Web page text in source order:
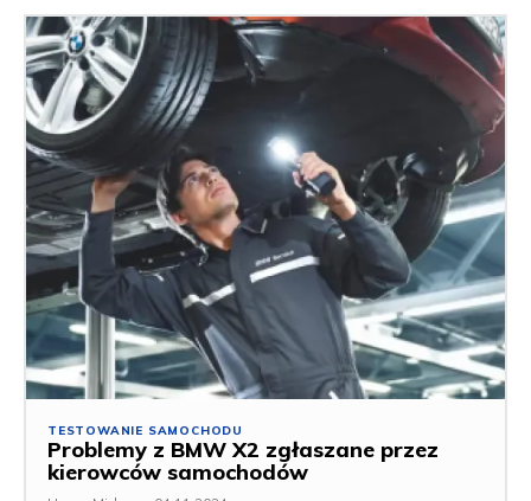
TESTOWANIE SAMOCHODU
Problemy z BMW X2 zgłaszane przez
kierowców samochodów